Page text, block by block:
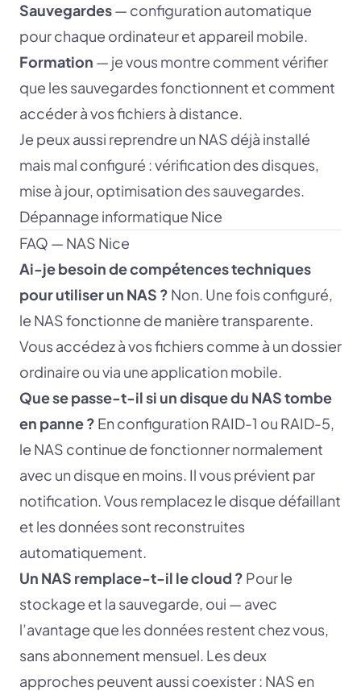
Sauvegardes— configuration automatique
pour chaque ordinateur et appareil mobile.
Formation — je vous montre comment vérifier
que les sauvegardes fonctionnent et comment
accéder à vos fichiers à distance.
Je peux aussi reprendre un NAS déjà installé
mais mal configuré : vérification des disques,
mise à jour, optimisation des sauvegardes.
Dépannage informatique Nice
FAQ — NAS Nice
Ai-je besoin de compétences techniques
pour utiliser un NAS ? Non. Une fois configuré,
le NAS fonctionne de manière transparente.
Vous accédez à vos fichiers comme à un dossier
ordinaire ou via une application mobile.
Que se passe-t-il si un disque du NAS tombe
en panne ? En configuration RAID-1 ou RAID-5,
le NAS continue de fonctionner normalement
avec un disque en moins. Il vous prévient par
notification. Vous remplacez le disque défaillant
et les données sont reconstruites
automatiquement.
Un NAS remplace-t-il le cloud ? Pour le
stockage et la sauvegarde, oui — avec
l’avantage que les données restent chez vous,
sans abonnement mensuel. Les deux
approches peuvent aussi coexister : NAS en